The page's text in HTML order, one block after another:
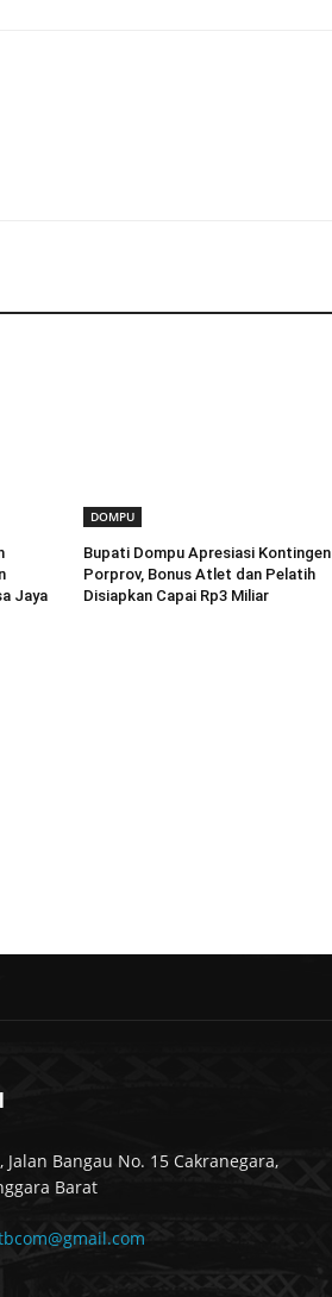
Jaya
DOMPU
Bupati Dompu Apresiasi Kontingen
Porprov, Bonus Atlet dan Pelatih
Disiapkan Capai Rp3 Miliar
Jalan Bangau No. 15 Cakranegara,
Barat